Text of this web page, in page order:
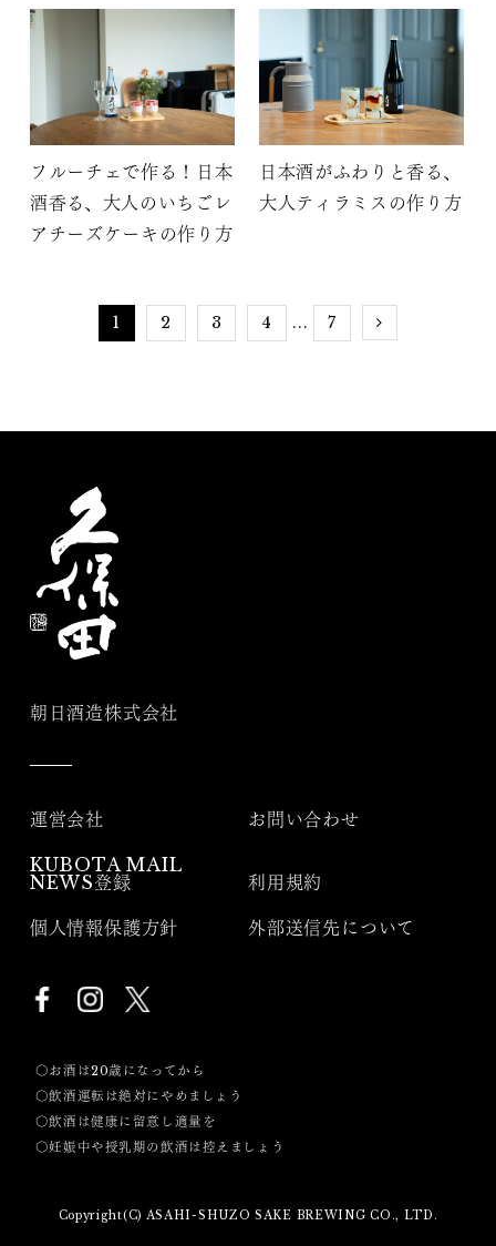
フルーチェで作る！日本
酒香る、大人のいちごレ
アチーズケーキの作り方
日本酒がふわりと香る、
大人ティラミスの作り方
1 2 3 4 ... 7
朝日酒造株式会社
運営会社 お問い合わせ
KUBOTA MAIL
NEWS登録
利用規約
個人情報保護方針 外部送信先について
〇お酒は20歳になってから
〇飲酒運転は絶対にやめましょう
〇飲酒は健康に留意し適量を
〇妊娠中や授乳期の飲酒は控えましょう
Copyright(C) ASAHI-SHUZO SAKE BREWING CO., LTD.